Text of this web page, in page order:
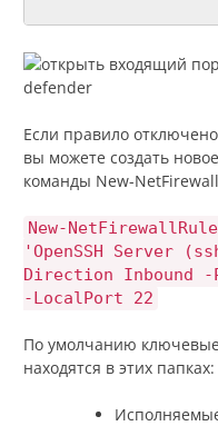
Если правило
вы можете создать
команды New-
New-
'OpenSSH Server
Direction Inbound -
-LocalPort 22
По умолчанию
находятся в этих папках: